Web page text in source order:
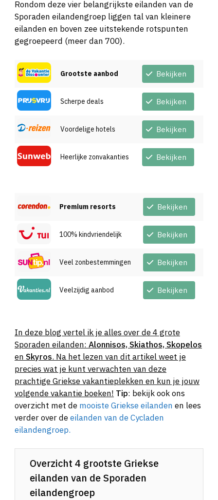
Rondom deze vier belangrijkste eilanden van de
Sporaden eilandengroep liggen tal van kleinere
eilanden en boven zee uitstekende rotspunten
gegroepeerd (meer dan 700).
Grootste aanbod Bekijken
Scherpe deals Bekijken
Voordelige hotels Bekijken
Heerlijke zonvakanties Bekijken
Premium resorts Bekijken
100% kindvriendelijk Bekijken
Veel zonbestemmingen Bekijken
Veelzijdig aanbod Bekijken
In deze blog vertel ik je alles over de 4 grote
Sporaden eilanden: Alonnisos, Skiathos, Skopelos
en Skyros. Na het lezen van dit artikel weet je
precies wat je kunt verwachten van deze
prachtige Griekse vakantieplekken en kun je jouw
volgende vakantie boeken! Tip: bekijk ook ons
overzicht met de mooiste Griekse eilanden en lees
verder over deeilanden van de Cycladen
eilandengroep.
Overzicht 4 grootste Griekse
eilanden van de Sporaden
eilandengroep